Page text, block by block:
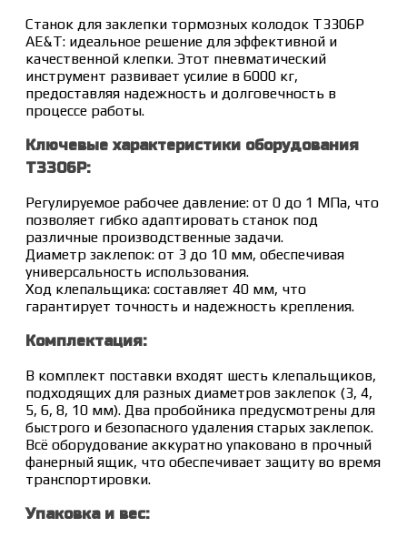
Станок для заклепки тормозных колодок T3306P
AE&T: идеальное решение для эффективной и
качественной клепки. Этот пневматический
инструмент развивает усилие в 6000 кг,
предоставляя надежность и долговечность в
процессе работы.
Ключевые характеристики оборудования
T3306P:
Регулируемое рабочее давление: от 0 до 1 МПа, что
позволяет гибко адаптировать станок под
различные производственные задачи.
Диаметр заклепок: от 3 до 10 мм, обеспечивая
универсальность использования.
Ход клепальщика: составляет 40 мм, что
гарантирует точность и надежность крепления.
Комплектация:
В комплект поставки входят шесть клепальщиков,
подходящих для разных диаметров заклепок (3, 4,
5, 6, 8, 10 мм). Два пробойника предусмотрены для
быстрого и безопасного удаления старых заклепок.
Всё оборудование аккуратно упаковано в прочный
фанерный ящик, что обеспечивает защиту во время
транспортировки.
Упаковка и вес: